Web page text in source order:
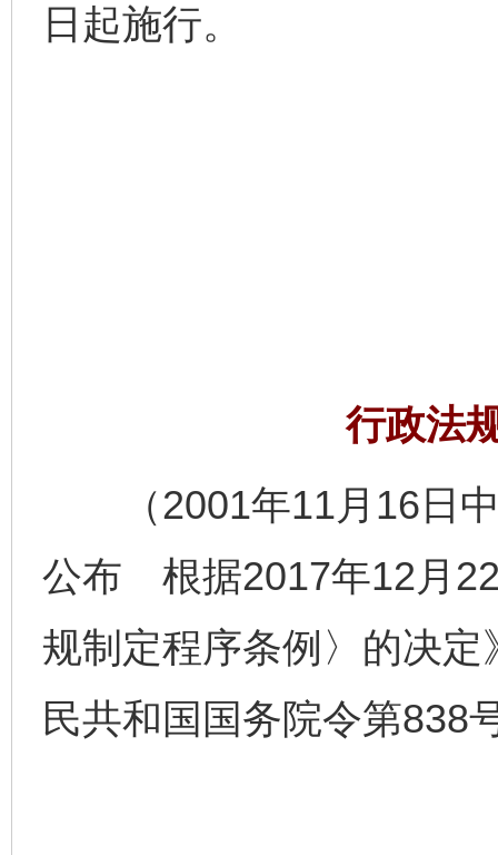
日起施行。
行政法
（2001年11月16日中
公布 根据2017年12月
规制定程序条例〉的决
民共和国国务院令第838